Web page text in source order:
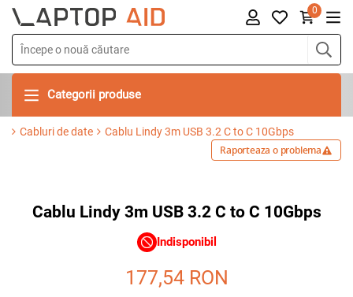
0
Categorii produse
Cabluri de date Cablu Lindy 3m USB 3.2 C to C 10Gbps
Raporteaza o problema
Cablu Lindy 3m USB 3.2 C to C 10Gbps
Indisponibil
177,54 RON